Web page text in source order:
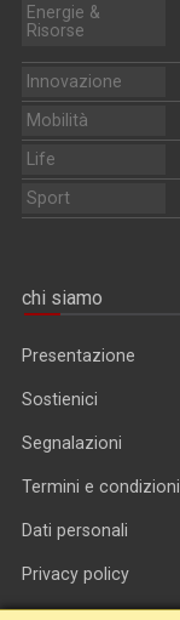
Energie &
Risorse
Innovazione
Mobilità
Life
Sport
chi siamo
Presentazione
Sostienici
Segnalazioni
Termini e condizioni
Dati personali
Privacy policy